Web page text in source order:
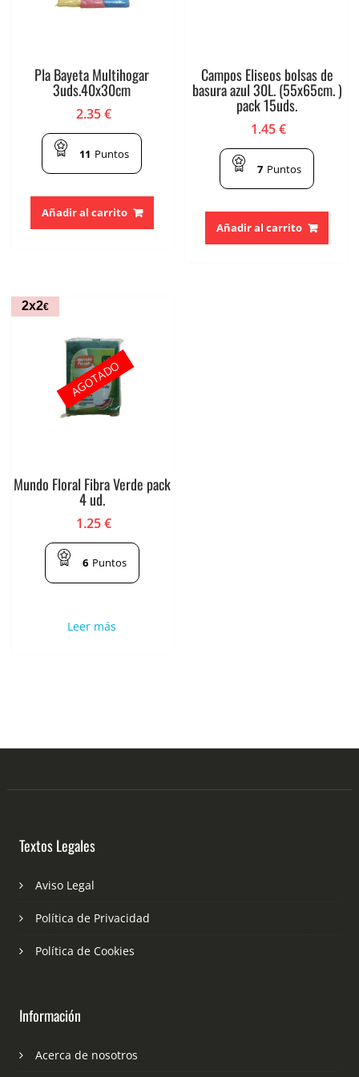
Pla Bayeta Multihogar
3uds.40x30cm
2.35€
11 Puntos
Añadir al carrito
Campos Eliseos bolsas de
basura azul 30L. (55x65cm. )
pack 15uds.
1.45€
7 Puntos
Añadir al carrito
2x2€
Mundo Floral Fibra Verde pack
4 ud.
1.25€
6 Puntos
Leer más
AGOTADO
Textos Legales
Aviso Legal
Política de Privacidad
Política de Cookies
Información
Acerca de nosotros